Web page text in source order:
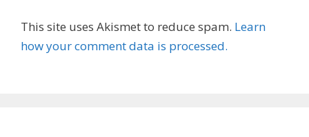
This site uses Akismet to reduce spam. Learn
how your comment data is processed.